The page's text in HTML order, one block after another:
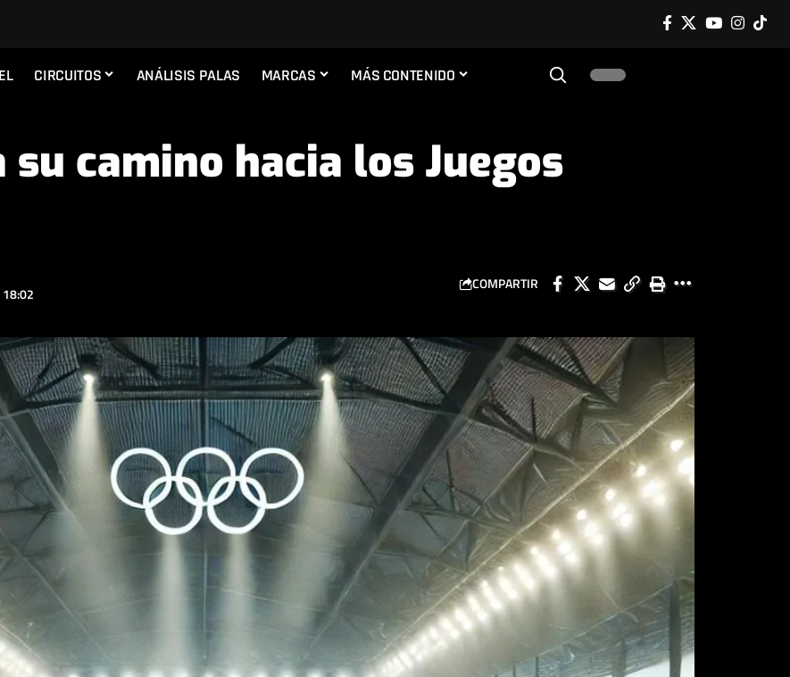
CIRCUITOS ANÁLISIS PALAS MARCAS MÁS CONTENIDO
camino hacia los Juegos
18:02
COMPARTIR